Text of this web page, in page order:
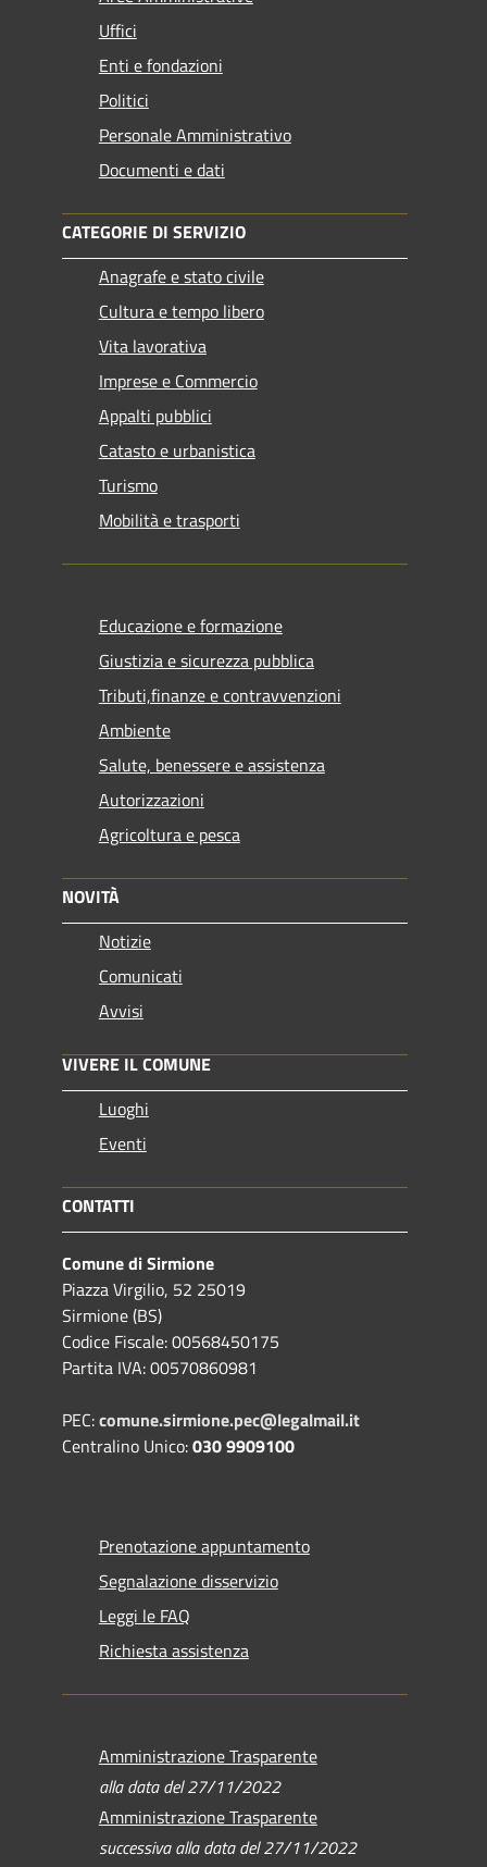
Uffici
Enti e fondazioni
Politici
Personale Amministrativo
Documenti e dati
CATEGORIE DI SERVIZIO
Anagrafe e stato civile
Cultura e tempo libero
Vita lavorativa
Imprese e Commercio
Appalti pubblici
Catasto e urbanistica
Turismo
Mobilità e trasporti
Educazione e formazione
Giustizia e sicurezza pubblica
Tributi,finanze e contravvenzioni
Ambiente
Salute, benessere e assistenza
Autorizzazioni
Agricoltura e pesca
NOVITÀ
Notizie
Comunicati
Avvisi
VIVERE IL COMUNE
Luoghi
Eventi
CONTATTI
Comune di Sirmione
Piazza Virgilio, 52 25019
Sirmione (BS)
Codice Fiscale: 00568450175
Partita IVA: 00570860981
PEC:comune.sirmione.pec@legalmail.it
Centralino Unico:030 9909100
Prenotazione appuntamento
Segnalazione disservizio
Leggi le FAQ
Richiesta assistenza
Amministrazione Trasparente
alla data del 27/11/2022
Amministrazione Trasparente
successiva alla data del 27/11/2022